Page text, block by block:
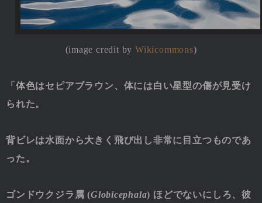
(image credit by Wikicommons)
「体色はセピアブラウン、体には白い星型の傷が見受け
られた。
背ビレは水面から大きく飛び出し非常に目立つものであ
った。
ゴンドウクジラ属 (Globicephala) ほどでないにしろ、彼